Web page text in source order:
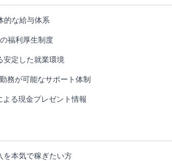
的な給与体系
福利厚生制度
安定した就業環境
務が可能なサポート体制
る現金プレゼント情報
を本気で稼ぎたい方